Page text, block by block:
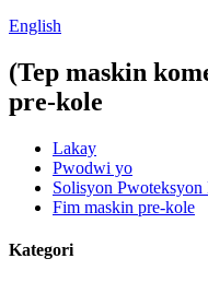
English
(Tep maskin
pre-kole
Lakay
Pwodwi yo
Solisyon
Fim maskin pre-kole
Kategori